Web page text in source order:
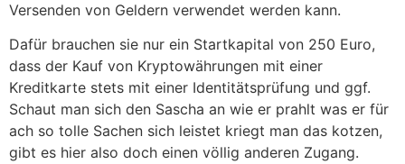
Versenden von Geldern verwendet werden kann.
Dafür brauchen sie nur ein Startkapital von 250 Euro,
dass der Kauf von Kryptowährungen mit einer
Kreditkarte stets mit einer Identitätsprüfung und ggf.
Schaut man sich den Sascha an wie er prahlt was er für
ach so tolle Sachen sich leistet kriegt man das kotzen,
gibt es hier also doch einen völlig anderen Zugang.